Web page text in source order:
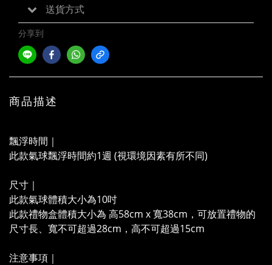
送貨方式
分享到
商品描述
飄浮時間｜
此款氣球飄浮時間約1週 (視環境因素有所不同)
尺寸｜
此款氣球體積大小為10吋
此款禮物盒體積大小為 高58cm x 寬38cm，可放置禮物的
尺寸長、寬不可超過28cm，高不可超過15cm
注意事項｜